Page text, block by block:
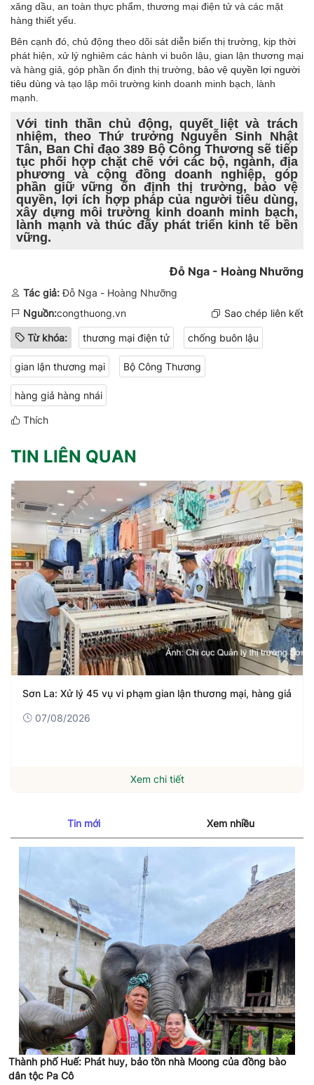
xăng dầu, an toàn thực phẩm, thương mại điện tử và các mặt
hàng thiết yếu.
Bên cạnh đó, chủ động theo dõi sát diễn biến thị trường, kịp thời
phát hiện, xử lý nghiêm các hành vi buôn lậu, gian lận thương mại
và hàng giả, góp phần ổn định thị trường, bảo vệ quyền lợi người
tiêu dùng và tạo lập môi trường kinh doanh minh bạch, lành
mạnh.
Với tinh thần chủ động, quyết liệt và trách
nhiệm, theo Thứ trưởng Nguyễn Sinh Nhật
Tân, Ban Chỉ đạo 389 Bộ Công Thương sẽ tiếp
tục phối hợp chặt chẽ với các bộ, ngành, địa
phương và cộng đồng doanh nghiệp, góp
phần giữ vững ổn định thị trường, bảo vệ
quyền, lợi ích hợp pháp của người tiêu dùng,
xây dựng môi trường kinh doanh minh bạch,
lành mạnh và thúc đẩy phát triển kinh tế bền
vững.
Đỗ Nga - Hoàng Nhưỡng
Tác giả:Đỗ Nga - Hoàng Nhưỡng
Nguồn:congthuong.vn Sao chép liên kết
Từ khóa: thương mại điện tử chống buôn lậu
gian lận thương mại Bộ Công Thương
hàng giả hàng nhái
Thích
TIN LIÊN QUAN
Sơn La: Xử lý 45 vụ vi phạm gian lận thương mại, hàng giả
07/08/2026
Xem chi tiết
Tin mới Xem nhiều
Thành phố Huế: Phát huy, bảo tồn nhà Moong của đồng bào
dân tộc Pa Cô